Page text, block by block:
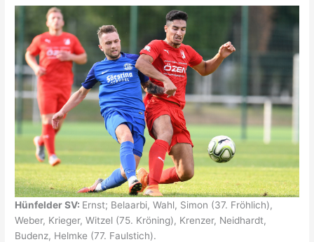
Hünfelder SV: Ernst; Belaarbi, Wahl, Simon (37. Fröhlich),
Weber, Krieger, Witzel (75. Kröning), Krenzer, Neidhardt,
Budenz, Helmke (77. Faulstich).